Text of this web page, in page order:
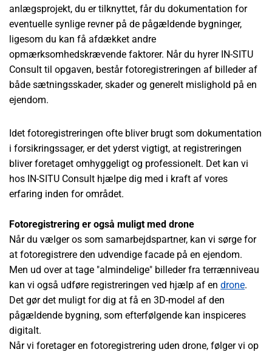
anlægsprojekt, du er tilknyttet, får du dokumentation for
eventuelle synlige revner på de pågældende bygninger,
ligesom du kan få afdækket andre
opmærksomhedskrævende faktorer. Når du hyrer IN-SITU
Consult til opgaven, består fotoregistreringen af billeder af
både sætningsskader, skader og generelt mislighold på en
ejendom.
Idet fotoregistreringen ofte bliver brugt som dokumentation
i forsikringssager, er det yderst vigtigt, at registreringen
bliver foretaget omhyggeligt og professionelt. Det kan vi
hos IN-SITU Consult hjælpe dig med i kraft af vores
erfaring inden for området.
Fotoregistrering er også muligt med drone
Når du vælger os som samarbejdspartner, kan vi sørge for
at fotoregistrere den udvendige facade på en ejendom.
Men ud over at tage "almindelige" billeder fra terrænniveau
kan vi også udføre registreringen ved hjælp af en drone.
Det gør det muligt for dig at få en 3D-model af den
pågældende bygning, som efterfølgende kan inspiceres
digitalt.
Når vi foretager en fotoregistrering uden drone, følger vi op